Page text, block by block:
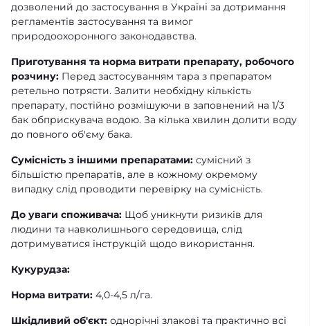
дозволений до застосування в Україні за дотримання
регламентів застосування та вимог
природоохоронного законодавства.
Приготування та норма витрати препарату, робочого
розчину: Перед застосуванням тара з препаратом
ретельно потрясти. Залити необхідну кількість
препарату, постійно розмішуючи в заповнений на 1/3
бак обприскувача водою. За кілька хвилин долити воду
до повного об'єму бака.
Сумісність з іншими препаратами: сумісний з
більшістю препаратів, але в кожному окремому
випадку слід проводити перевірку на сумісність.
До уваги споживача: Щоб уникнути ризиків для
людини та навколишнього середовища, слід
дотримуватися інструкцій щодо використання.
Кукурудза:
Норма витрати: 4,0-4,5 л/га.
Шкідливий об'єкт: однорічні злакові та практично всі